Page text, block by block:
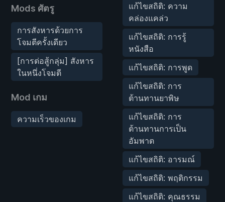
Mods ศัตรู
การสังหารด้วยการ
โจมตีครั้งเดียว
[การต่อสู้กลุ่ม] สังหาร
ในหนึ่งโจมตี
Mod เกม
ความเร็วของเกม
แก้ไขสถิติ: ความ
คล่องแคล่ว
แก้ไขสถิติ: การรู้
หนังสือ
แก้ไขสถิติ: การพูด
แก้ไขสถิติ: การ
ต้านทานยาพิษ
แก้ไขสถิติ: การ
ต้านทานการเป็น
อัมพาต
แก้ไขสถิติ: อารมณ์
แก้ไขสถิติ: พฤติกรรม
แก้ไขสถิติ: คุณธรรม